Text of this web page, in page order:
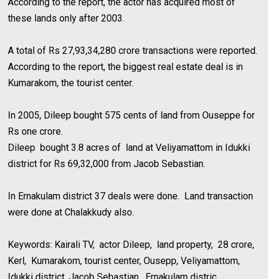
these lands only after 2003.
A total of Rs 27,93,34,280 crore transactions were reported.
According to the report, the biggest real estate deal is in
Kumarakom, the tourist center.
In 2005, Dileep bought 575 cents of land from Ouseppe for
Rs one crore.
Dileep bought 3.8 acres of land at Veliyamattom in Idukki
district for Rs 69,32,000 from Jacob Sebastian.
In Ernakulam district 37 deals were done. Land transaction
were done at Chalakkudy also.
Keywords: Kairali TV, actor Dileep, land property, 28 crore,
Kerl, Kumarakom, tourist center, Ousepp, Veliyamattom,
Idukki district, Jacob Sebastian, Ernakulam distric,